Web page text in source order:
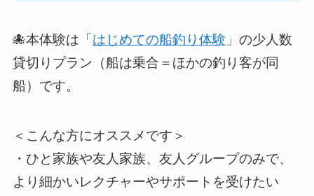
🐙本体験は「 はじめての船釣り体験 」の少人数
貸切りプラン（船は乗合＝ほかの釣り客が同
船）です。
＜こんな方にオススメです＞
・ひと家族や友人家族、友人グループのみで、
より細かいレクチャーやサポートを受けたい